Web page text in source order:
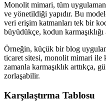
Monolit mimari, tüm
ve yönetildiği yapıdır. Bu
veri erişim katmanları tek bir
büyüdükçe, kodun
Örneğin, küçük bir blog
ticaret sitesi, monolit mimari
zamanla karmaşıklık arttıkça,
zorlaşabilir.
Karşılaştırma Tablosu